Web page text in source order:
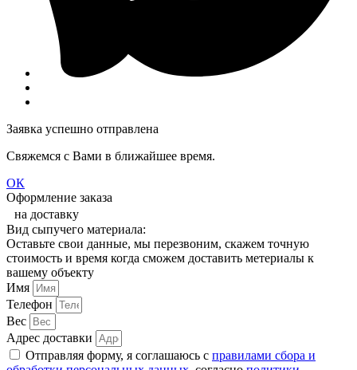
Заявка успешно отправлена
Свяжемся с Вами в ближайшее время.
ОК
Оформление заказа
на доставку
Вид сыпучего материала:
Оставьте свои данные, мы перезвоним, скажем точную
стоимость и время когда сможем доставить метериалы к
вашему объекту
Имя
Телефон
Вес
Адрес доставки
Отправляя форму, я соглашаюсь с правилами сбора и